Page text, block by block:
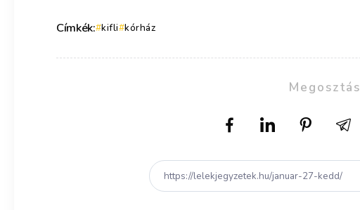
Címkék: kifli kórház
Megosztás